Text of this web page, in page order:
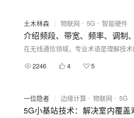
土木林森 | 物联网 5G 智能硬件
介绍频段、带宽、频率、调制
2246
4 5
一位隐者 | 边缘计算 物联网 5G
5G小基站技术：解决室内覆盖